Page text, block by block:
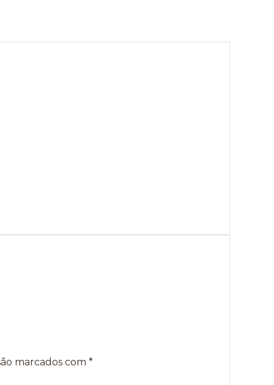
marcados com *